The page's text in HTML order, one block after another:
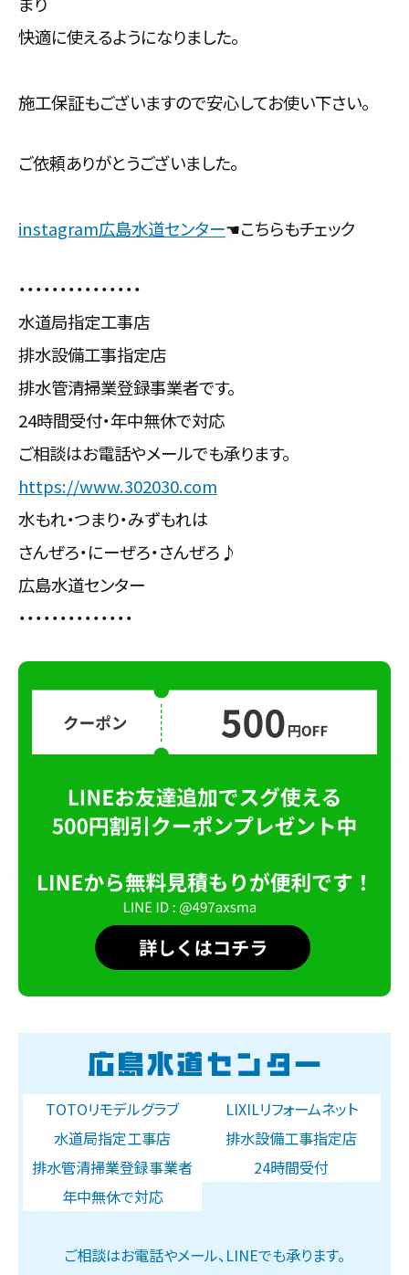
快適に使えるようになりました。
施工保証もございますので安心してお使い下さい。
ご依頼ありがとうございました。
instagram広島水道センター☚こちらもチェック
・・・・・・・・・・・・・・・
水道局指定工事店
排水設備工事指定店
排水管清掃業登録事業者です。
24時間受付・年中無休で対応
ご相談はお電話やメールでも承ります。
https://www.302030.com
水もれ・つまり・みずもれは
さんぜろ・にーぜろ・さんぜろ♪
広島水道センター
・・・・・・・・・・・・・・
TOTOリモデルグラブ
LIXILリフォームネット
水道局指定工事店
排水設備工事指定店
排水管清掃業登録事業者
24時間受付
年中無休で対応
ご相談はお電話やメール、LINEでも承ります。